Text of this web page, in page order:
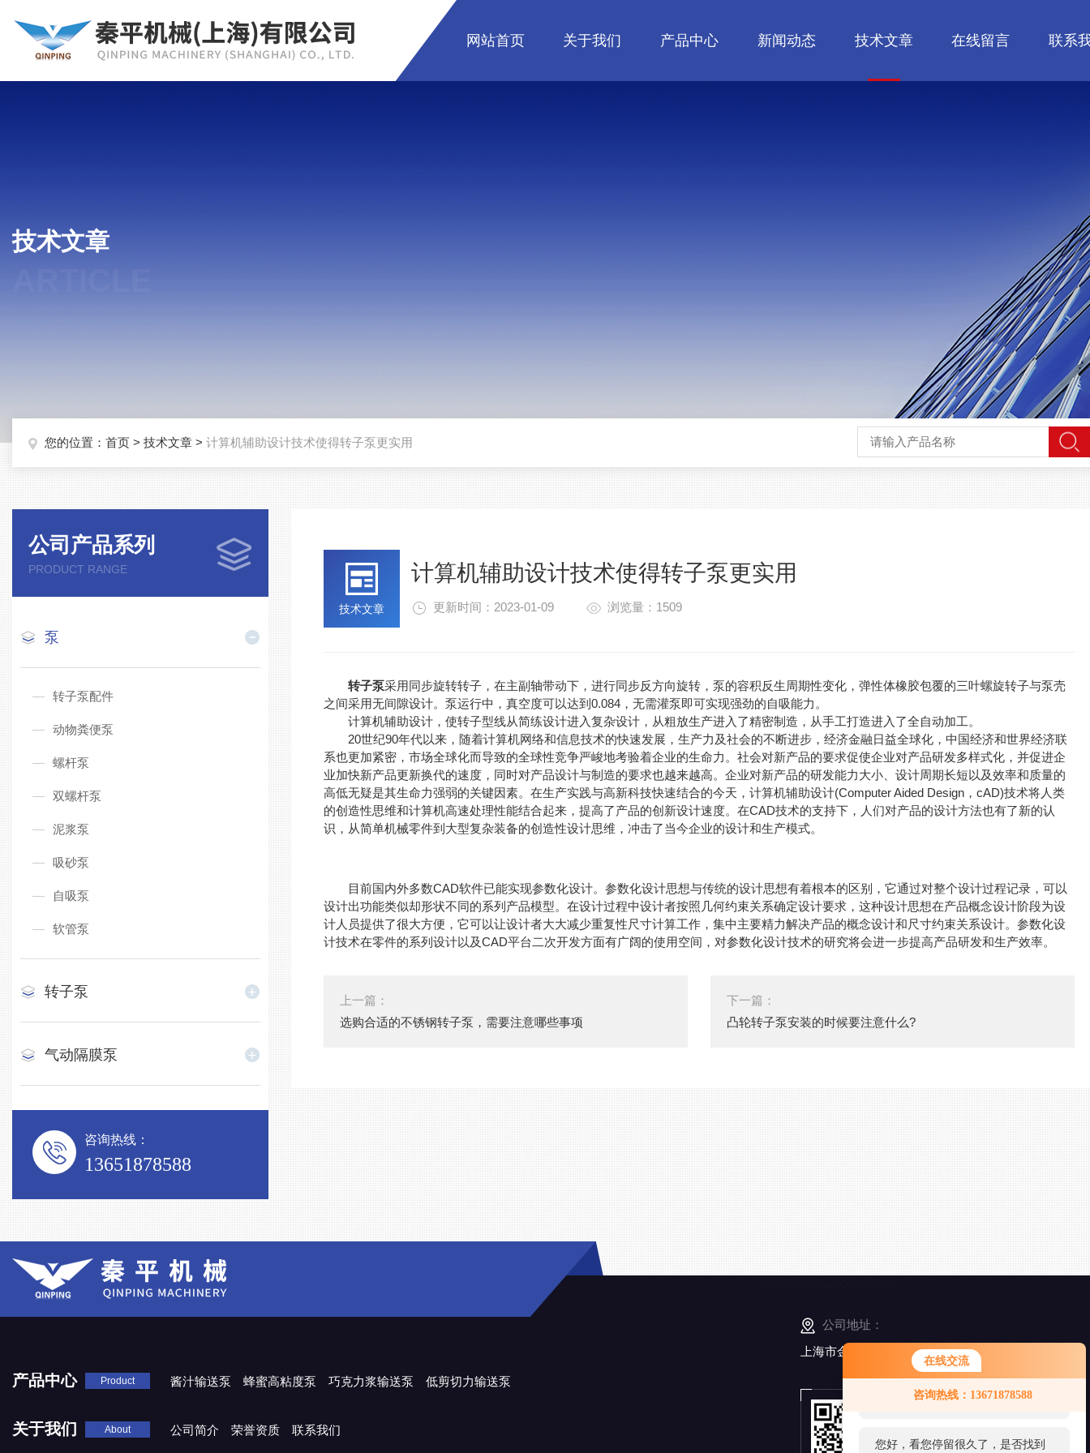
在线交流
咨询热线：13671878588
服务，请问您要咨询什么问题呢？
您好，看您停留很久了，是否找到
网站首页 关于我们 产品中心 新闻动态 技术文章 在线留言 联系
技术文章
您的位置： 首页 > 技术文章 > 计算机辅助设计技术使得转子泵更实用
公司产品系列
PRODUCT RANGE
泵
转子泵配件
动物粪便泵
螺杆泵
双螺杆泵
泥浆泵
吸砂泵
自吸泵
软管泵
转子泵
气动隔膜泵
咨询热线：
13651878588
技术文章
计算机辅助设计技术使得转子泵更实用
更新时间：2023-01-09 浏览量：1509
转子泵采用同步旋转转子，在主副轴带动下，进行同步反方向旋转，泵的容积反生周期性变化，弹性体橡胶包覆的三叶螺旋转子与泵壳
之间采用无间隙设计。泵运行中，真空度可以达到0.084，无需灌泵即可实现强劲的自吸能力。
计算机辅助设计，使转子型线从简练设计进入复杂设计，从粗放生产进入了精密制造，从手工打造进入了全自动加工。
20世纪90年代以来，随着计算机网络和信息技术的快速发展，生产力及社会的不断进步，经济金融日益全球化，中国经济和世界经济联
系也更加紧密，市场全球化而导致的全球性竞争严峻地考验着企业的生命力。社会对新产品的要求促使企业对产品研发多样式化，并促进企
业加快新产品更新换代的速度，同时对产品设计与制造的要求也越来越高。企业对新产品的研发能力大小、设计周期长短以及效率和质量的
高低无疑是其生命力强弱的关键因素。在生产实践与高新科技快速结合的今天，计算机辅助设计(Computer Aided Design，cAD)技术将人类
的创造性思维和计算机高速处理性能结合起来，提高了产品的创新设计速度。在CAD技术的支持下，人们对产品的设计方法也有了新的认
识，从简单机械零件到大型复杂装备的创造性设计思维，冲击了当今企业的设计和生产模式。
目前国内外多数CAD软件已能实现参数化设计。参数化设计思想与传统的设计思想有着根本的区别，它通过对整个设计过程记录，可以
设计出功能类似却形状不同的系列产品模型。在设计过程中设计者按照几何约束关系确定设计要求，这种设计思想在产品概念设计阶段为设
计人员提供了很大方便，它可以让设计者大大减少重复性尺寸计算工作，集中主要精力解决产品的概念设计和尺寸约束关系设计。参数化设
计技术在零件的系列设计以及CAD平台二次开发方面有广阔的使用空间，对参数化设计技术的研究将会进一步提高产品研发和生产效率。
上一篇：
选购合适的不锈钢转子泵，需要注意哪些事项
下一篇：
凸轮转子泵安装的时候要注意什么?
产品中心 Product 酱汁输送泵 蜂蜜高粘度泵 巧克力浆输送泵 低剪切力输送泵
关于我们 About 公司简介 荣誉资质 联系我们
公司地址：
上海市金山工业区亭卫公路6495弄168号5幢3楼
扫
添